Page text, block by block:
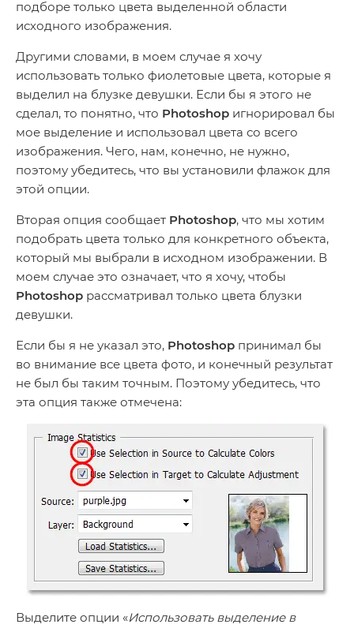
подборе только цвета выделенной области
исходного изображения.
Другими словами, в моем случае я хочу
использовать только фиолетовые цвета, которые я
выделил на блузке девушки. Если бы я этого не
сделал, то понятно, что Photoshop игнорировал бы
мое выделение и использовал цвета со всего
изображения. Чего, нам, конечно, не нужно,
поэтому убедитесь, что вы установили флажок для
этой опции.
Вторая опция сообщает Photoshop, что мы хотим
подобрать цвета только для конкретного объекта,
который мы выбрали в исходном изображении. В
моем случае это означает, что я хочу, чтобы
Photoshop рассматривал только цвета блузки
девушки.
Если бы я не указал это, Photoshop принимал бы
во внимание все цвета фото, и конечный результат
не был бы таким точным. Поэтому убедитесь, что
эта опция также отмечена:
Выделите опции «Использовать выделение в